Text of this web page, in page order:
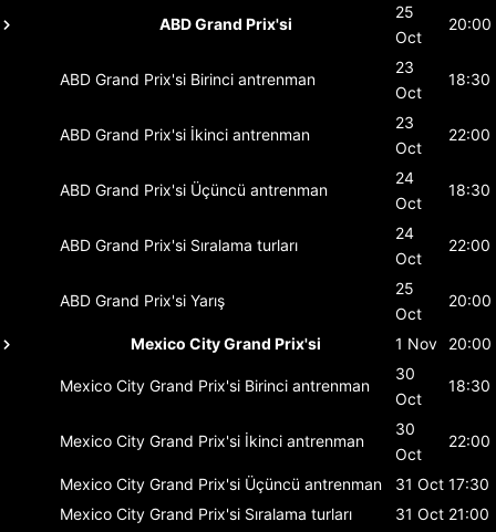
ABD Grand Prix'si
25
Oct
20:00
ABD Grand Prix'si Birinci antrenman
23
Oct
18:30
ABD Grand Prix'si İkinci antrenman
23
Oct
22:00
ABD Grand Prix'si Üçüncü antrenman
24
Oct
18:30
ABD Grand Prix'si Sıralama turları
24
Oct
22:00
ABD Grand Prix'si Yarış
25
Oct
20:00
Mexico City Grand Prix'si 1 Nov 20:00
Mexico City Grand Prix'si Birinci antrenman
30
Oct
18:30
Mexico City Grand Prix'si İkinci antrenman
30
Oct
22:00
Mexico City Grand Prix'si Üçüncü antrenman 31 Oct 17:30
Mexico City Grand Prix'si Sıralama turları 31 Oct 21:00